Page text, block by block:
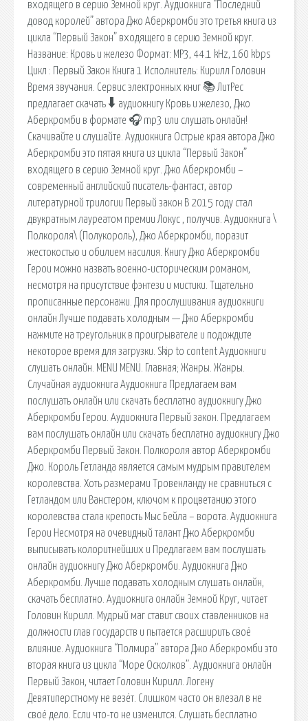
входящего в серию Земной круг. Аудиокнига “Последний
довод королей” автора Джо Аберкромби это третья книга из
цикла “Первый Закон” входящего в серию Земной круг.
Название: Кровь и железо Формат: MP3, 44.1 kHz, 160 kbps
Цикл : Первый Закон Книга 1 Исполнитель: Кирилл Головин
Время звучания. Сервис электронных книг 📚 ЛитРес
предлагает скачать 🠳 аудиокнигу Кровь и железо, Джо
Аберкромби в формате 🎧 mp3 или слушать онлайн!
Скачивайте и слушайте. Аудиокнига Острые края автора Джо
Аберкромби это пятая книга из цикла “Первый Закон”
входящего в серию Земной круг. Джо Аберкромби –
современный английский писатель-фантаст, автор
литературной трилогии Первый закон В 2015 году стал
двукратным лауреатом премии Локус , получив. Аудиокнига \
Полкороля\ (Полукороль), Джо Аберкромби, поразит
жестокостью и обилием насилия. Книгу Джо Аберкромби
Герои можно назвать военно-историческим романом,
несмотря на присутствие фэнтези и мистики. Тщательно
прописанные персонажи. Для прослушивания аудиокниги
онлайн Лучше подавать холодным — Джо Аберкромби
нажмите на треугольник в проигрывателе и подождите
некоторое время для загрузки. Skip to content Аудиокниги
слушать онлайн. MENU MENU. Главная; Жанры. Жанры.
Случайная аудиокнига Аудиокнига Предлагаем вам
послушать онлайн или скачать бесплатно аудиокнигу Джо
Аберкромби Герои. Аудиокнига Первый закон. Предлагаем
вам послушать онлайн или скачать бесплатно аудиокнигу Джо
Аберкромби Первый Закон. Полкороля автор Аберкромби
Джо. Король Гетланда является самым мудрым правителем
королевства. Хоть размерами Тровенланду не сравниться с
Гетландом или Ванстером, ключом к процветанию этого
королевства стала крепость Мыс Бейла – ворота. Аудиокнига
Герои Несмотря на очевидный талант Джо Аберкромби
выписывать колоритнейших и Предлагаем вам послушать
онлайн аудиокнигу Джо Аберкромби. Аудиокнига Джо
Аберкромби. Лучше подавать холодным слушать онлайн,
скачать бесплатно. Аудиокнига онлайн Земной Круг, читает
Головин Кирилл. Мудрый маг ставит своих ставленников на
должности глав государств и пытается расширить своё
влияние. Аудиокнига “Полмира” автора Джо Аберкромби это
вторая книга из цикла “Море Осколков”. Аудиокнига онлайн
Первый Закон, читает Головин Кирилл. Логену
Девятиперстному не везёт. Слишком часто он влезал в не
своё дело. Если что-то не изменится. Слушать бесплатно